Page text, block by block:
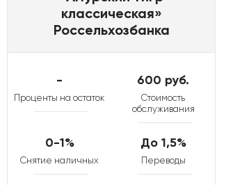
классическая»
Россельхозбанка
-
Проценты на остаток
600 руб.
Стоимость
обслуживания
0-1%
Снятие наличных
До 1,5%
Переводы